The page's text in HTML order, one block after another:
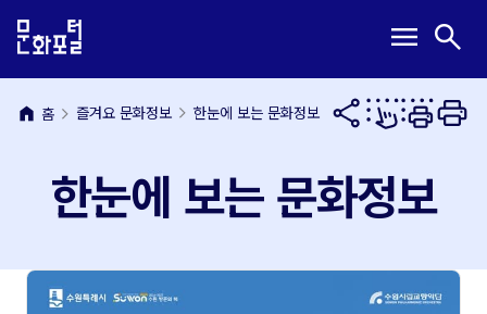
문
내
용
메
뉴
바
메
열
기
menu 검
열
기
search
home 홈 즐겨요 문화정보 한눈에 보는 문화정보
한눈에 보는 문화정보